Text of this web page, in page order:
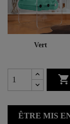
Vert

ÊTRE MIS